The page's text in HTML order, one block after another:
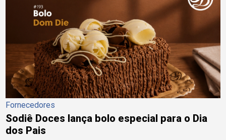
Fornecedores
Sodiê Doces lança bolo especial para o Dia
dos Pais